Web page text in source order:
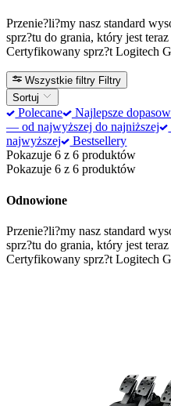
Przenie?li?my nasz standard
sprz?tu do grania, który jest
Certyfikowany sprz?t Logitech
Wszystkie filtry Filtry
Sortuj
Polecane Najlepsze
— od najwyższej do najniższej
najwyższej
Bestsellery
Pokazuje 6 z 6 produktów
Pokazuje 6 z 6 produktów
Odnowione
Przenie?li?my nasz standard
sprz?tu do grania, który jest
Certyfikowany sprz?t Logitech